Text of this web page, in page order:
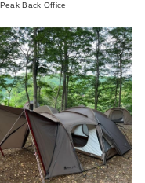
Back Office